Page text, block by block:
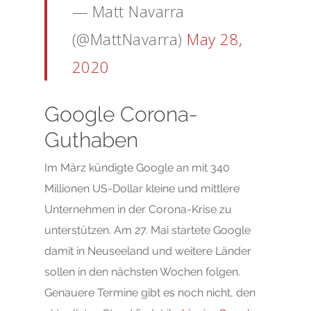
— Matt Navarra
(@MattNavarra) May 28,
2020
Google Corona-
Guthaben
Im März kündigte Google an mit 340
Millionen US-Dollar kleine und mittlere
Unternehmen in der Corona-Krise zu
unterstützen. Am 27. Mai startete Google
damit in Neuseeland und weitere Länder
sollen in den nächsten Wochen folgen.
Genauere Termine gibt es noch nicht, den
Start
Online Marketing
SEA & Google Ads
Social Media
Blog
Red Cup
Google Premium
Kontakt